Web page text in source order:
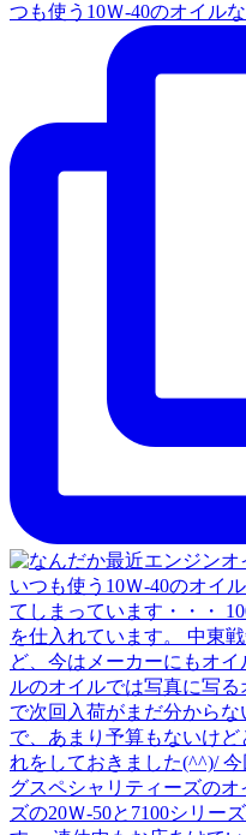
つも使う10Ｗ‐40のオイル